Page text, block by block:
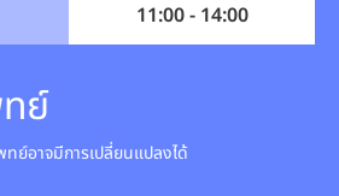
11:00 - 14:00
ย์
ย์อาจมีการเปลี่ยนแปลงได้